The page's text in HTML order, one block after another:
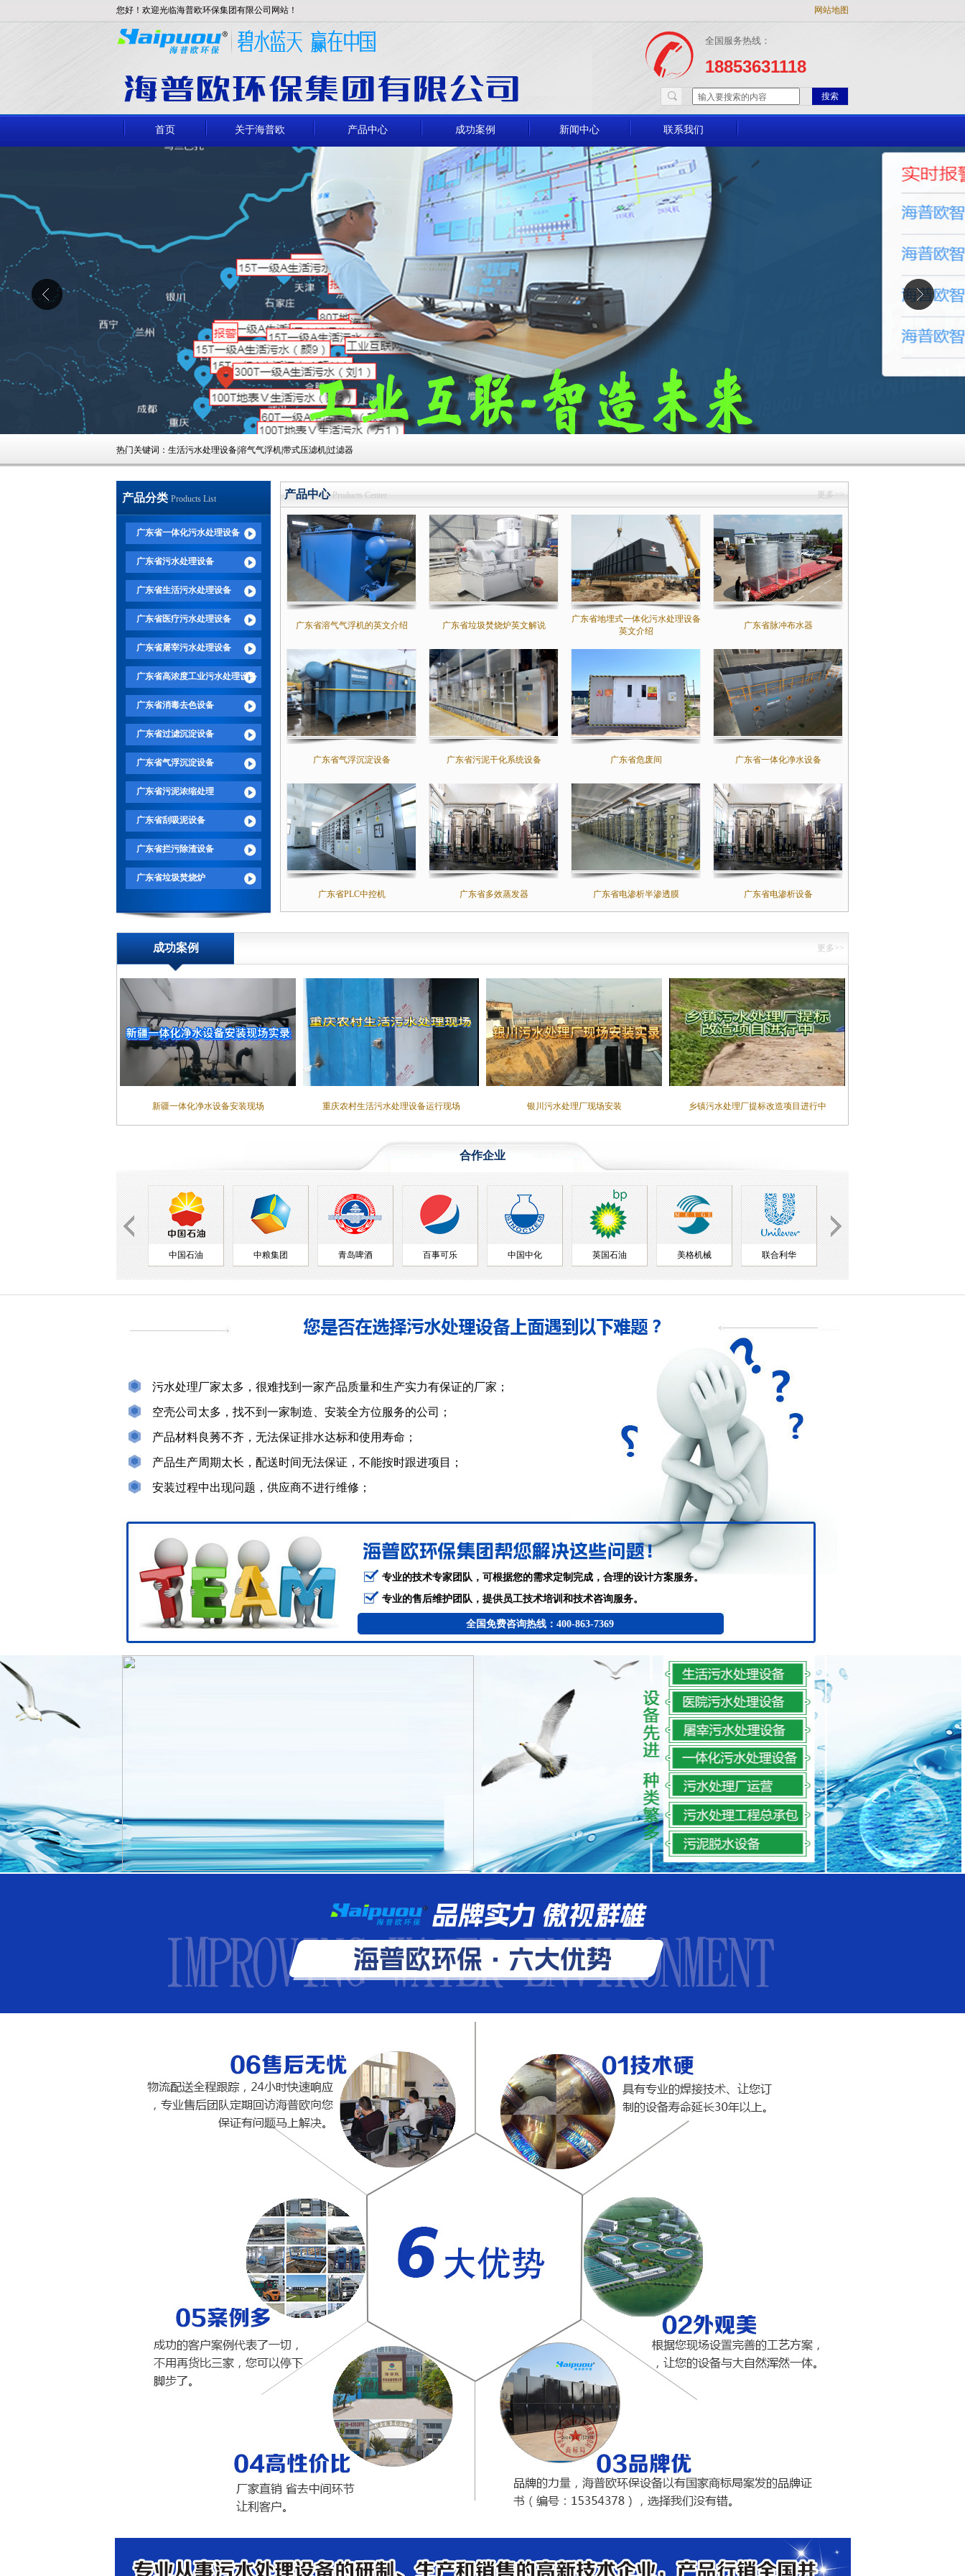
您好！欢迎光临海普欧环保集团有限公司网站！ 网站地图
全国服务热线：
18853631118
搜索
首页 关于海普欧 产品中心 成功案例 新闻中心 联系我们
1 4
热门关键词：生活污水处理设备|溶气气浮机|带式压滤机|过滤器
产品分类 Products List
广东省一体化污水处理设备
广东省污水处理设备
广东省生活污水处理设备
广东省医疗污水处理设备
广东省屠宰污水处理设备
广东省高浓度工业污水处理设备
广东省消毒去色设备
广东省过滤沉淀设备
广东省气浮沉淀设备
广东省污泥浓缩处理
广东省刮吸泥设备
广东省拦污除渣设备
广东省垃圾焚烧炉
产品中心 Products Center 更多>>
广东省溶气气浮机的英文介绍 广东省垃圾焚烧炉英文解说
广东省地埋式一体化污水处理设备
英文介绍
广东省脉冲布水器
广东省气浮沉淀设备 广东省污泥干化系统设备 广东省危废间 广东省一体化净水设备
广东省PLC中控机 广东省多效蒸发器 广东省电渗析半渗透膜 广东省电渗析设备
成功案例 更多>>
新疆一体化净水设备安装现场 重庆农村生活污水处理设备运行现场 银川污水处理厂现场安装 乡镇污水处理厂提标改造项目进行中
合作企业
中国石油 中粮集团 青岛啤酒 百事可乐 中国中化 英国石油 美格机械 联合利华 中国石油 中粮集团
污水处理厂家太多，很难找到一家产品质量和生产实力有保证的厂家；
空壳公司太多，找不到一家制造、安装全方位服务的公司；
产品材料良莠不齐，无法保证排水达标和使用寿命；
产品生产周期太长，配送时间无法保证，不能按时跟进项目；
安装过程中出现问题，供应商不进行维修；
专业的技术专家团队，可根据您的需求定制完成，合理的设计方案服务。
专业的售后维护团队，提供员工技术培训和技术咨询服务。
全国免费咨询热线：400-863-7369